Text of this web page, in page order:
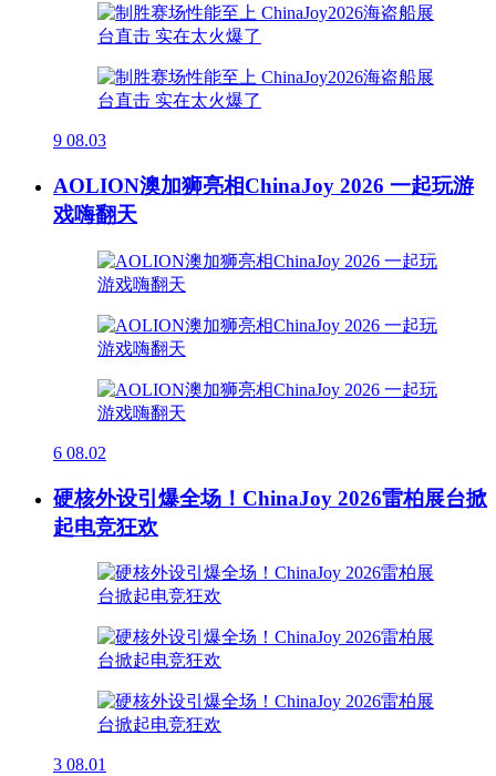
9 08.03
AOLION澳加狮亮相ChinaJoy 2026 一起玩游
戏嗨翻天
6 08.02
硬核外设引爆全场！ChinaJoy 2026雷柏展台掀
起电竞狂欢
3 08.01